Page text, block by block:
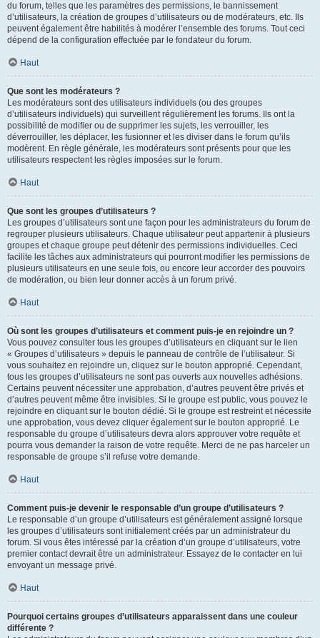
du forum, telles que les paramètres des permissions, le bannissement
d’utilisateurs, la création de groupes d’utilisateurs ou de modérateurs, etc. Ils
peuvent également être habilités à modérer l’ensemble des forums. Tout ceci
dépend de la configuration effectuée par le fondateur du forum.
Haut
Que sont les modérateurs ?
Les modérateurs sont des utilisateurs individuels (ou des groupes
d’utilisateurs individuels) qui surveillent régulièrement les forums. Ils ont la
possibilité de modifier ou de supprimer les sujets, les verrouiller, les
déverrouiller, les déplacer, les fusionner et les diviser dans le forum qu’ils
modèrent. En règle générale, les modérateurs sont présents pour que les
utilisateurs respectent les règles imposées sur le forum.
Haut
Que sont les groupes d’utilisateurs ?
Les groupes d’utilisateurs sont une façon pour les administrateurs du forum de
regrouper plusieurs utilisateurs. Chaque utilisateur peut appartenir à plusieurs
groupes et chaque groupe peut détenir des permissions individuelles. Ceci
facilite les tâches aux administrateurs qui pourront modifier les permissions de
plusieurs utilisateurs en une seule fois, ou encore leur accorder des pouvoirs
de modération, ou bien leur donner accès à un forum privé.
Haut
Où sont les groupes d’utilisateurs et comment puis-je en rejoindre un ?
Vous pouvez consulter tous les groupes d’utilisateurs en cliquant sur le lien
« Groupes d’utilisateurs » depuis le panneau de contrôle de l’utilisateur. Si
vous souhaitez en rejoindre un, cliquez sur le bouton approprié. Cependant,
tous les groupes d’utilisateurs ne sont pas ouverts aux nouvelles adhésions.
Certains peuvent nécessiter une approbation, d’autres peuvent être privés et
d’autres peuvent même être invisibles. Si le groupe est public, vous pouvez le
rejoindre en cliquant sur le bouton dédié. Si le groupe est restreint et nécessite
une approbation, vous devez cliquer également sur le bouton approprié. Le
responsable du groupe d’utilisateurs devra alors approuver votre requête et
pourra vous demander la raison de votre requête. Merci de ne pas harceler un
responsable de groupe s’il refuse votre demande.
Haut
Comment puis-je devenir le responsable d’un groupe d’utilisateurs ?
Le responsable d’un groupe d’utilisateurs est généralement assigné lorsque
les groupes d’utilisateurs sont initialement créés par un administrateur du
forum. Si vous êtes intéressé par la création d’un groupe d’utilisateurs, votre
premier contact devrait être un administrateur. Essayez de le contacter en lui
envoyant un message privé.
Haut
Pourquoi certains groupes d’utilisateurs apparaissent dans une couleur
différente ?